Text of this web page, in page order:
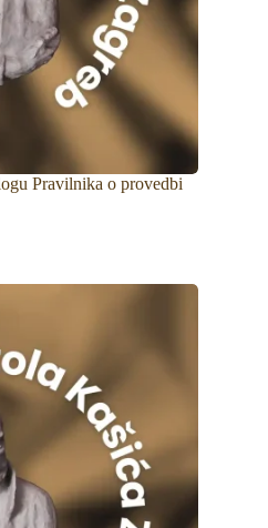
Pravilnika o provedbi